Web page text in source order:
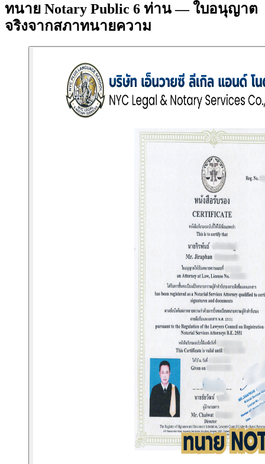
ทนาย Notary Public 6 ท่าน — ใบอนุญาต
จริงจากสภาทนายความ